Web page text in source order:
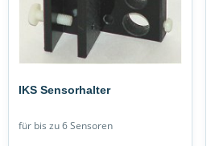
IKS Sensorhalter
für bis zu 6 Sensoren